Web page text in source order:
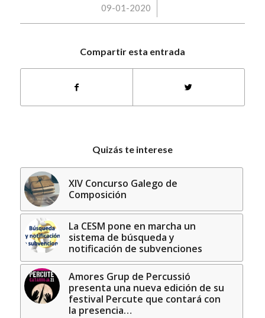
09-01-2020
/
Compartir esta entrada
Quizás te interese
XIV Concurso Galego de
Composición
La CESM pone en marcha un
sistema de búsqueda y
notificación de subvenciones
Amores Grup de Percussió
presenta una nueva edición de su
festival Percute que contará con
la presencia…